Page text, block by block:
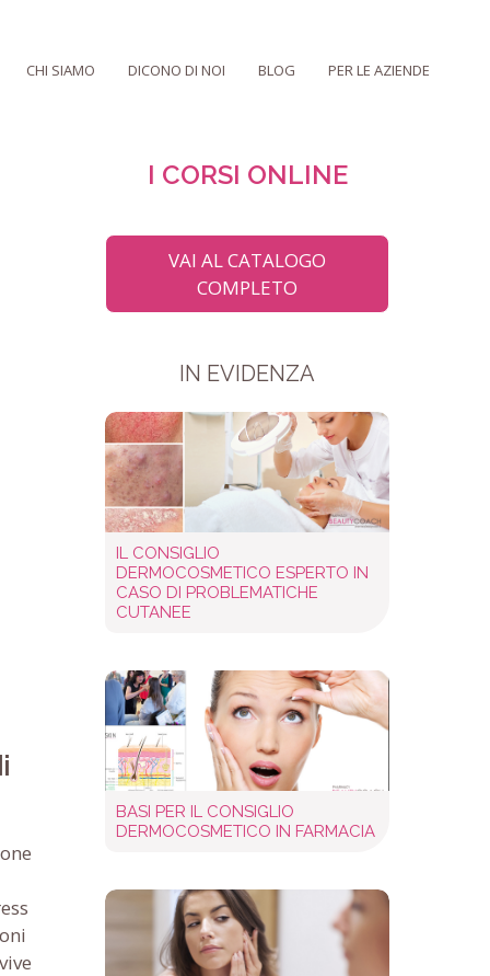
CHI SIAMO DICONO DI NOI BLOG PER LE AZIENDE
I CORSI ONLINE
VAI AL CATALOGO
COMPLETO
IN EVIDENZA
IL CONSIGLIO
DERMOCOSMETICO ESPERTO IN
CASO DI PROBLEMATICHE
CUTANEE
BASI PER IL CONSIGLIO
DERMOCOSMETICO IN FARMACIA